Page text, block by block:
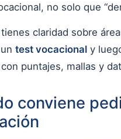
no solo que
claridad sobre
test vocacional y
puntajes, mallas y
conviene